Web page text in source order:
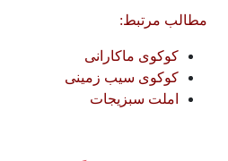
مطالب مرتبط:
کوکوی ماکارانی
کوکوی سیب زمینی
املت سبزیجات